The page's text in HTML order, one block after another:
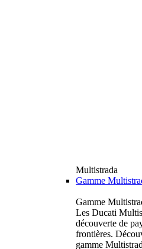
Multistrada
Gamme
Gamme
Les Ducati
découverte de
frontières.
gamme